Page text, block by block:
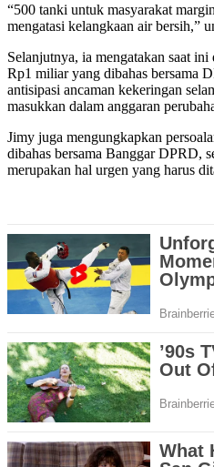
“500 tanki untuk masyarakat
mengatasi kelangkaan air bersih,”
Selanjutnya, ia mengatakan saat
Rp1 miliar yang dibahas bersama
antisipasi ancaman kekeringan
masukkan dalam anggaran
Jimy juga mengungkapkan
dibahas bersama Banggar DPRD,
merupakan hal urgen yang harus